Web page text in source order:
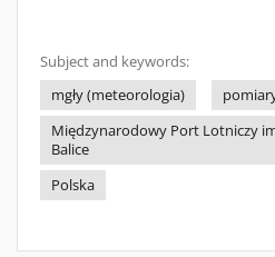
Subject and keywords:
mgły (meteorologia)
Międzynarodowy Port Lotniczy
Balice
Polska